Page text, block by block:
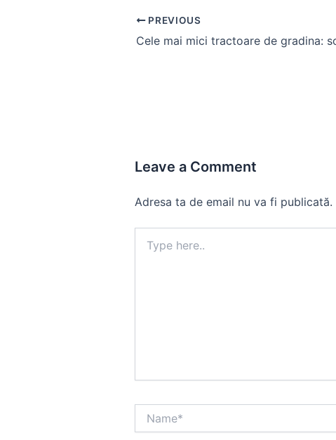
Post
navigation
PREVIOUS
Leave a Comment
Adresa ta de email nu va fi publicată.
here..